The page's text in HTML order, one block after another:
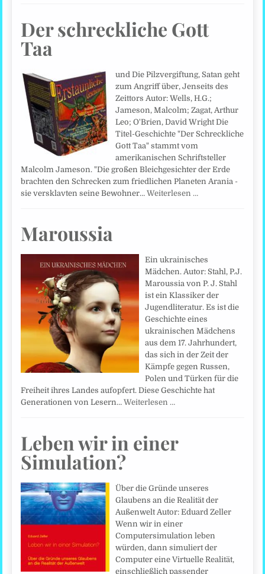
Der schreckliche Gott
Taa
und Die Pilzvergiftung, Satan geht
zum Angriff über, Jenseits des
Zeittors Autor: Wells, H.G.;
Jameson, Malcolm; Zagat, Arthur
Leo; O'Brien, David Wright Die
Titel-Geschichte "Der Schreckliche
Gott Taa" stammt vom
amerikanischen Schriftsteller
Malcolm Jameson. "Die großen Bleichgesichter der Erde
brachten den Schrecken zum friedlichen Planeten Arania -
sie versklavten seine Bewohner…Weiterlesen …
Maroussia
Ein ukrainisches
Mädchen. Autor: Stahl, P.J.
Maroussia von P. J. Stahl
ist ein Klassiker der
Jugendliteratur. Es ist die
Geschichte eines
ukrainischen Mädchens
aus dem 17. Jahrhundert,
das sich in der Zeit der
Kämpfe gegen Russen,
Polen und Türken für die
Freiheit ihres Landes aufopfert. Diese Geschichte hat
Generationen von Lesern…Weiterlesen …
Leben wir in einer
Simulation?
Über die Gründe unseres
Glaubens an die Realität der
Außenwelt Autor: Eduard Zeller
Wenn wir in einer
Computersimulation leben
würden, dann simuliert der
Computer eine Virtuelle Realität,
einschließlich passender